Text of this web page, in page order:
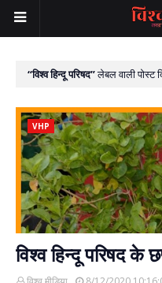
विश्व हिन्दू परिषद लेबल वाली पोस्ट
VHP
विश्व हिन्दू परिषद के